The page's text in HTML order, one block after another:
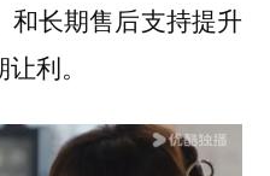
和长期售后支持提升
利。